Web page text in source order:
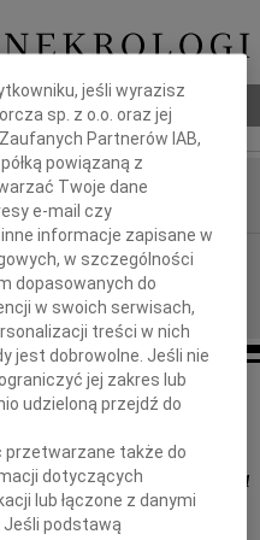
Drogiemu Koledze
Dzięgielewskiemu
jeśli wyrazisz
sp. z o.o. oraz jej
] Zaufanych Partnerów IAB,
powiązaną z
Twoje dane
e-mail czy
informacje zapisane w
w szczególności
dopasowanych do
w swoich serwisach,
treści w nich
jest dobrowolne. Jeśli nie
jej zakres lub
udzieloną przejdź do
przetwarzane także do
dotyczących
lub łączone z danymi
Jeśli podstawą